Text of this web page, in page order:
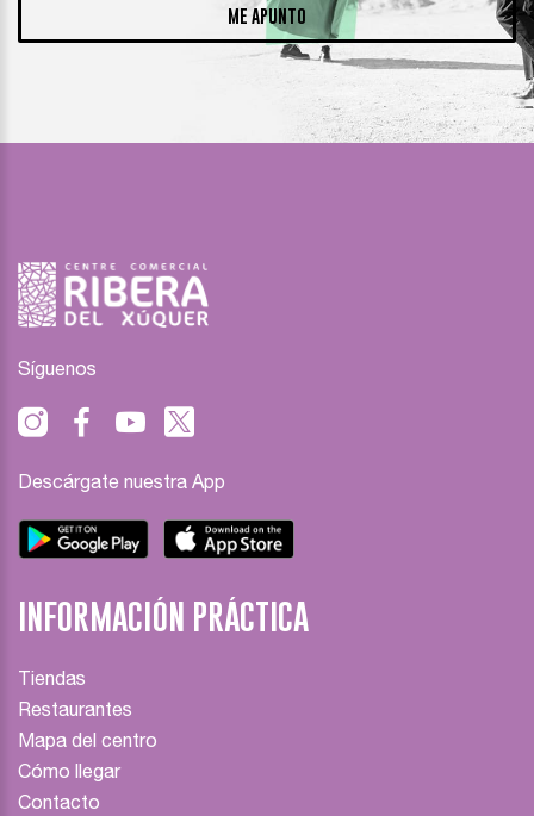
ME APUNTO
Síguenos
Descárgate nuestra App
INFORMACIÓN PRÁCTICA
Tiendas
Restaurantes
Mapa del centro
Cómo llegar
Contacto